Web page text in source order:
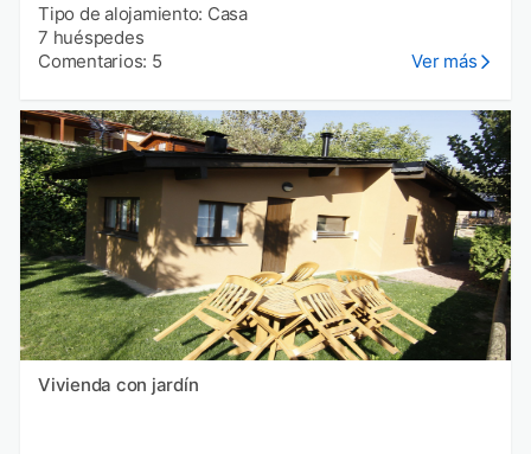
Tipo de alojamiento: Casa
7 huéspedes
Comentarios: 5
Ver más
Vivienda con jardín